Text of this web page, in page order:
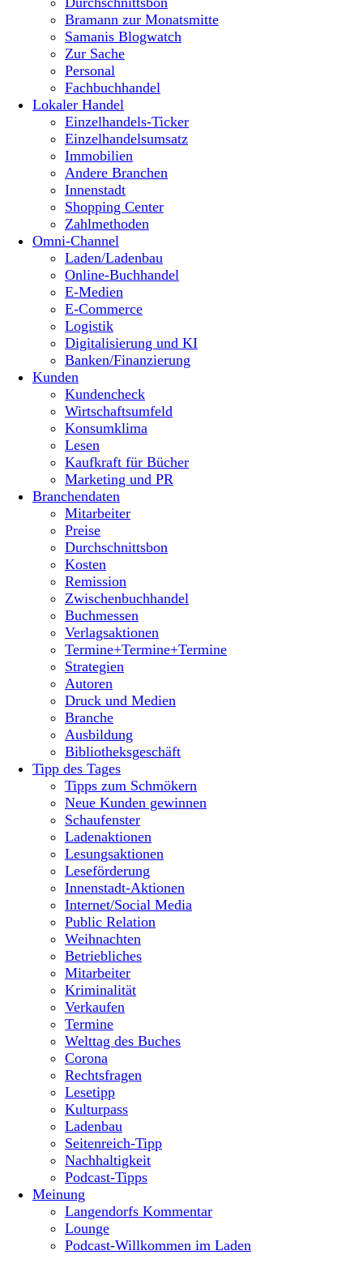
Bramann zur Monatsmitte
Samanis Blogwatch
Zur Sache
Personal
Fachbuchhandel
Lokaler Handel
Einzelhandels-Ticker
Einzelhandelsumsatz
Immobilien
Andere Branchen
Innenstadt
Shopping Center
Zahlmethoden
Omni-Channel
Laden/Ladenbau
Online-Buchhandel
E-Medien
E-Commerce
Logistik
Digitalisierung und KI
Banken/Finanzierung
Kunden
Kundencheck
Wirtschaftsumfeld
Konsumklima
Lesen
Kaufkraft für Bücher
Marketing und PR
Branchendaten
Mitarbeiter
Preise
Durchschnittsbon
Kosten
Remission
Zwischenbuchhandel
Buchmessen
Verlagsaktionen
Termine+Termine+Termine
Strategien
Autoren
Druck und Medien
Branche
Ausbildung
Bibliotheksgeschäft
Tipp des Tages
Tipps zum Schmökern
Neue Kunden gewinnen
Schaufenster
Ladenaktionen
Lesungsaktionen
Leseförderung
Innenstadt-Aktionen
Internet/Social Media
Public Relation
Weihnachten
Betriebliches
Mitarbeiter
Kriminalität
Verkaufen
Termine
Welttag des Buches
Corona
Rechtsfragen
Lesetipp
Kulturpass
Ladenbau
Seitenreich-Tipp
Nachhaltigkeit
Podcast-Tipps
Meinung
Langendorfs Kommentar
Lounge
Podcast-Willkommen im Laden